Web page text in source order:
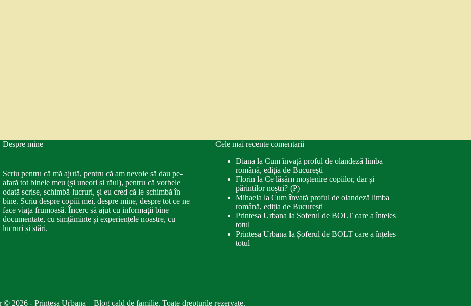
Despre mine
Scriu pentru că mă ajută, pentru că am nevoie să dau pe-
afară tot binele meu (și uneori și răul), pentru că vorbele
odată scrise, schimbă lucruri, și eu cred că le schimbă în
bine. Scriu despre copiii mei, despre mine, despre tot ce ne
face viața frumoasă. Încerc să ajut cu informații bine
documentate, cu simțăminte și experiențele noastre, cu
lucruri și stări.
Cele mai recente comentarii
Diana la Cum învață proful de olandeză limba
română, ediția de București
Florin la Ce lăsăm moștenire copiilor, dar și
părinților noștri? (P)
Mihaela la Cum învață proful de olandeză limba
română, ediția de București
Printesa Urbana la Șoferul de BOLT care a înțeles
totul
Printesa Urbana la Șoferul de BOLT care a înțeles
totul
© 2026 - Printesa Urbana – Blog cald de familie. Toate drepturile rezervate.